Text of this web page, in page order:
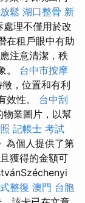
鬆 湖口整骨 新
處理不僅用於改
在租戶眼中有助
注意清潔，秩
。 台中市按摩
，位置和有利
效性。 台中刮
物業圖片，以幫
記帳士 考試
為個人提供了第
獲得的金額可
整復 澳門 台胞